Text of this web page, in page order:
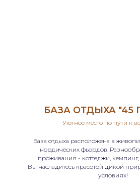
БАЗА ОТДЫХА "45
Уютное место по пути к
База отдыха расположена в
нордических фьордов.
проживания - коттеджи,
Вы насладитесь красотой дикой
условиях!